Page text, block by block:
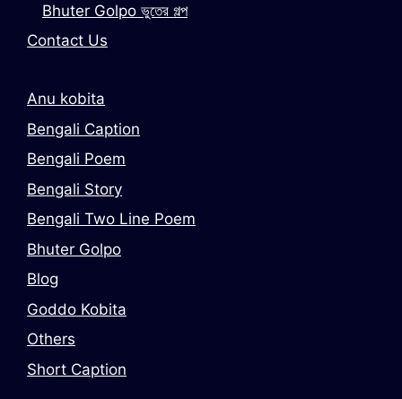
Bhuter Golpo ভুতের গল্প
Contact Us
Anu kobita
Bengali Caption
Bengali Poem
Bengali Story
Bengali Two Line Poem
Bhuter Golpo
Blog
Goddo Kobita
Others
Short Caption